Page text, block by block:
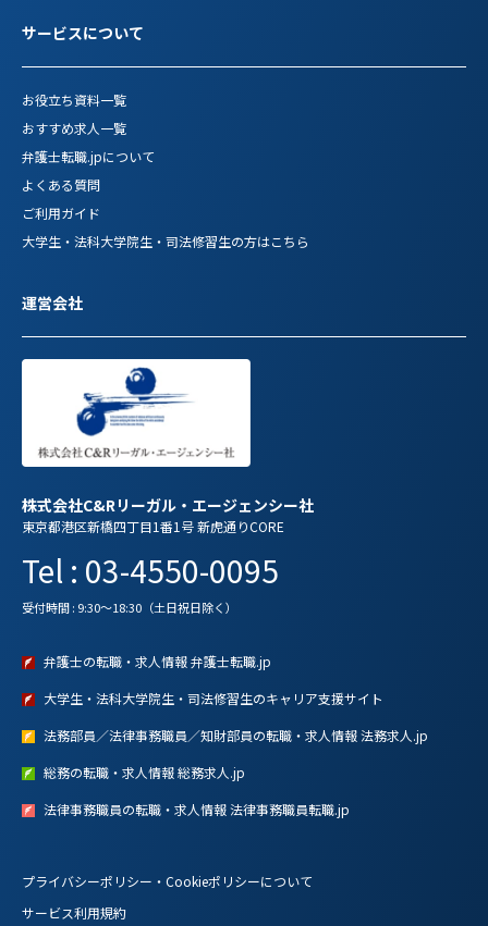
サービスについて
お役立ち資料一覧
おすすめ求人一覧
弁護士転職.jpについて
よくある質問
ご利用ガイド
大学生・法科大学院生・司法修習生の方はこちら
運営会社
株式会社C&Rリーガル・エージェンシー社
東京都港区新橋四丁目1番1号 新虎通りCORE
Tel : 03-4550-0095
受付時間 : 9:30～18:30（土日祝日除く）
弁護士の転職・求人情報 弁護士転職.jp
大学生・法科大学院生・司法修習生のキャリア支援サイト
法務部員／法律事務職員／知財部員の転職・求人情報 法務求人.jp
総務の転職・求人情報 総務求人.jp
法律事務職員の転職・求人情報 法律事務職員転職.jp
プライバシーポリシー・Cookieポリシーについて
サービス利用規約